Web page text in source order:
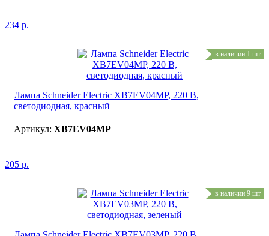
234 р.
в наличии 1 шт
Лампа Schneider Electric XB7EV04MP, 220 В,
светодиодная, красный
Артикул: XB7EV04MP
205 р.
в наличии 9 шт